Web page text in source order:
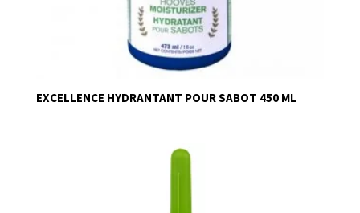
EXCELLENCE HYDRANTANT POUR SABOT 450 ML